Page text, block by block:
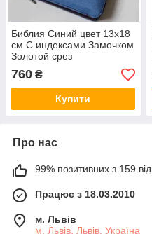
Библия Cиний цвет 13х18
см С индексами Замочком
Золотой срез
760 ₴
Купити
Про нас
99% позитивних з 159
Працює з 18.03.2010
м. Львів
м. Львів, Львів, Україна